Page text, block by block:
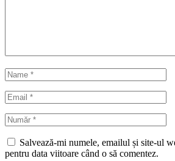
Salvează-mi numele, emailul și site-ul
pentru data viitoare când o să comentez.